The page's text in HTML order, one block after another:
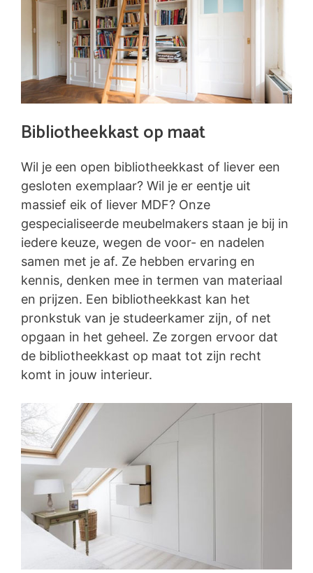
Bibliotheekkast op maat
Wil je een open bibliotheekkast of liever een
gesloten exemplaar? Wil je er eentje uit
massief eik of liever MDF? Onze
gespecialiseerde meubelmakers staan je bij in
iedere keuze, wegen de voor- en nadelen
samen met je af. Ze hebben ervaring en
kennis, denken mee in termen van materiaal
en prijzen. Een bibliotheekkast kan het
pronkstuk van je studeerkamer zijn, of net
opgaan in het geheel. Ze zorgen ervoor dat
de bibliotheekkast op maat tot zijn recht
komt in jouw interieur.